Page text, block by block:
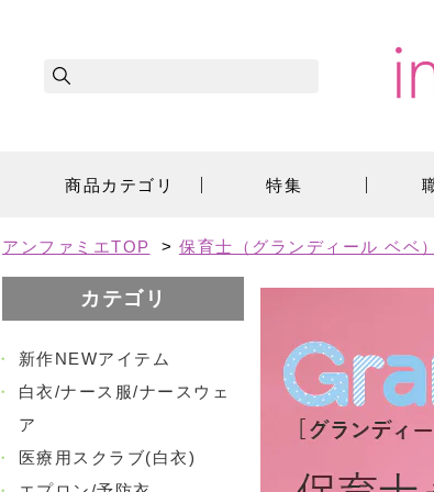
商品カテゴリ 特集
アンファミエTOP > 保育士（グランディール ベベ）
カテゴリ
・
新作NEWアイテム
・
白衣/ナース服/ナースウェ
ア
・
医療用スクラブ(白衣)